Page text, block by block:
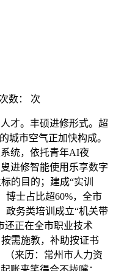
数： 次
才。丰硕进修形式。超
城市空气正加快构成。
统，依托青年AI夜
进修智能使用乐享数字
的目的；建成“实训
博士占比超60%，全市
政务类培训成立“机关带
还正在全市职业技术
需施教，补助按证书
（来历：常州市人力资